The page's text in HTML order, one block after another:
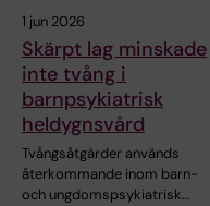
1 jun 2026
Skärpt lag minskade
inte tvång i
barnpsykiatrisk
heldygnsvård
Tvångsåtgärder används
återkommande inom barn-
och ungdomspsykiatrisk…